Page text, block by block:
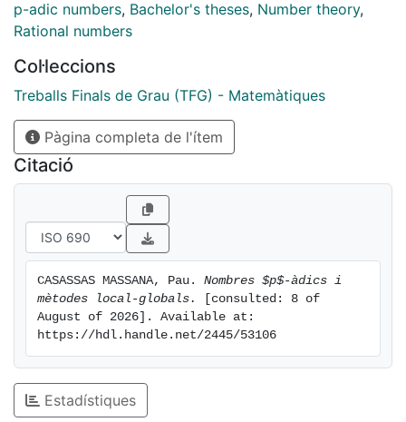
mathematics), which we still have to discover.
Furthermore, $\mathbb{Q}_p$ is an object with its own
$p$-adic analysis, $p$-adic integration and, more
recently, a still arising theory of $p$-adic dynamics.
p-adic numbers, Bachelor's theses, Number theory,
Rational numbers
Col·leccions
Treballs Finals de Grau (TFG) - Matemàtiques
Pàgina completa de l'ítem
Citació
CASASSAS MASSANA, Pau. Nombres $p$-àdics i
mètodes local-globals.
[consulted: 8 of
August of 2026]. Available at:
https://hdl.handle.net/2445/53106
Estadístiques